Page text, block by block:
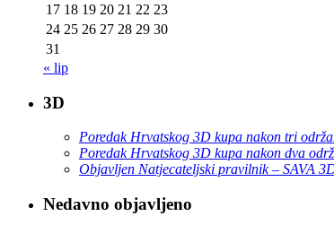
17 18 19 20 21 22 23
24 25 26 27 28 29 30
31
« lip
3D
Poredak Hrvatskog 3D kupa nakon tri
Poredak Hrvatskog 3D kupa nakon dva
Objavljen Natjecateljski pravilnik – SAVA
Nedavno objavljeno